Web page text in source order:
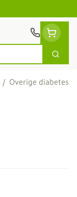
Zoek
/ Overige diabetes